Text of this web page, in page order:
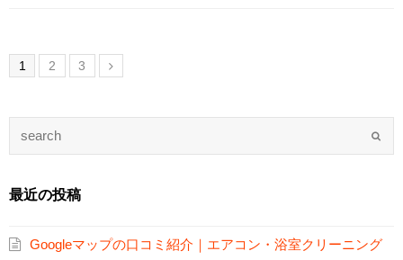
1 2 3
最近の投稿
Googleマップの口コミ紹介｜エアコン・浴室クリーニング